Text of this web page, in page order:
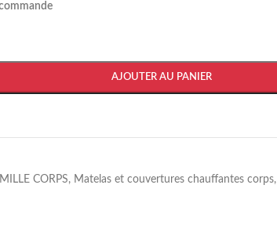
AJOUTER AU PANIER
CORPS, Matelas et couvertures chauffantes corps,